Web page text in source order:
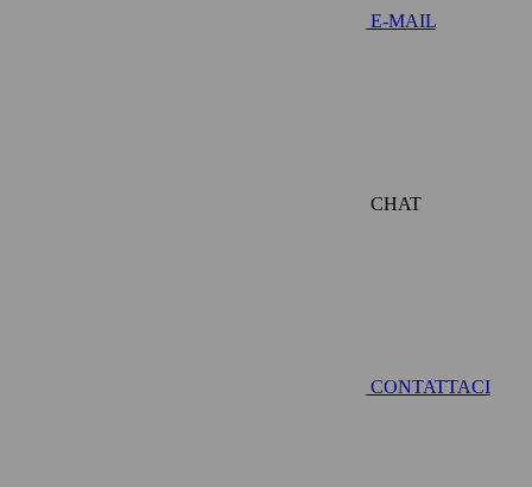
E-MAIL
CHAT
CONTATTACI